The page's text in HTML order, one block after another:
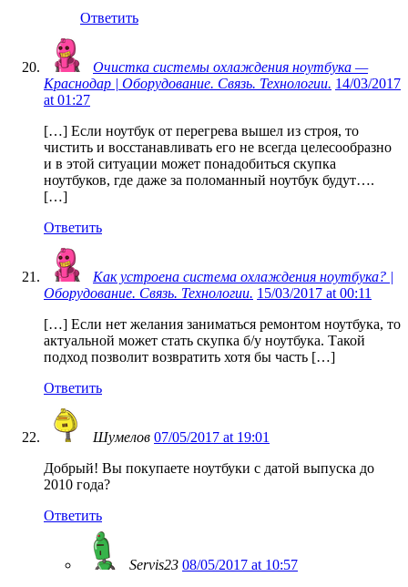
Ответить
Очистка системы охлаждения ноутбука —
Краснодар | Оборудование. Связь. Технологии. 14/03/2017
at 01:27
[…] Если ноутбук от перегрева вышел из строя, то
чистить и восстанавливать его не всегда целесообразно
и в этой ситуации может понадобиться скупка
ноутбуков, где даже за поломанный ноутбук будут….
[…]
Ответить
Как устроена система охлаждения ноутбука? |
Оборудование. Связь. Технологии. 15/03/2017 at 00:11
[…] Если нет желания заниматься ремонтом ноутбука, то
актуальной может стать скупка б/у ноутбука. Такой
подход позволит возвратить хотя бы часть […]
Ответить
Шумелов 07/05/2017 at 19:01
Добрый! Вы покупаете ноутбуки с датой выпуска до
2010 года?
Ответить
Servis23 08/05/2017 at 10:57